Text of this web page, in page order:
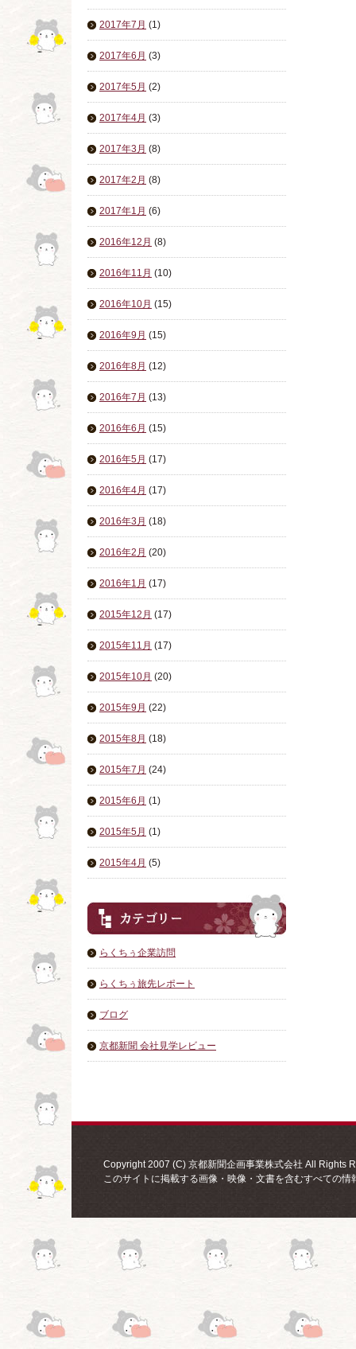
2017年7月 (1)
2017年6月 (3)
2017年5月 (2)
2017年4月 (3)
2017年3月 (8)
2017年2月 (8)
2017年1月 (6)
2016年12月 (8)
2016年11月 (10)
2016年10月 (15)
2016年9月 (15)
2016年8月 (12)
2016年7月 (13)
2016年6月 (15)
2016年5月 (17)
2016年4月 (17)
2016年3月 (18)
2016年2月 (20)
2016年1月 (17)
2015年12月 (17)
2015年11月 (17)
2015年10月 (20)
2015年9月 (22)
2015年8月 (18)
2015年7月 (24)
2015年6月 (1)
2015年5月 (1)
2015年4月 (5)
らくちぅ企業訪問
らくちぅ旅先レポート
ブログ
京都新聞 会社見学レビュー
Copyright 2007 (C) 京都新聞企画事業株式会社 All Rights
このサイトに掲載する画像・映像・文書を含むすべての